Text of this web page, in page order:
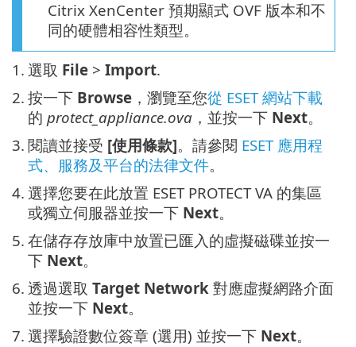
Citrix XenCenter 預期顯式 OVF 版本和不
同的硬體相容性類型。
1. 選取 File > Import.
2. 按一下 Browse ，瀏覽至您從 ESET 網站下載
的 protect_appliance.ova ，並按一下 Next。
3. 閱讀並接受 [使用條款]。請參閱 ESET 應用程
式、服務及平台的法律文件。
4. 選擇您要在此放置 ESET PROTECT VA 的集區
或獨立伺服器並按一下 Next。
5. 在儲存存放庫中放置已匯入的虛擬磁碟並按一
下 Next。
6. 透過選取 Target Network 對應虛擬網路介面
並按一下 Next。
7. 選擇驗證數位簽章 (選用) 並按一下 Next。